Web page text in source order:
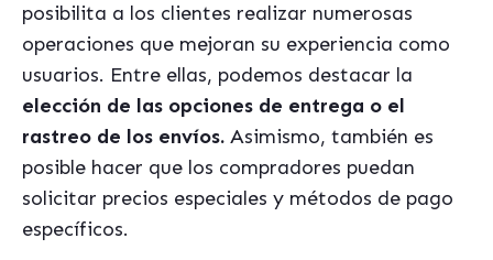
posibilita a los clientes realizar numerosas
operaciones que mejoran su experiencia como
usuarios. Entre ellas, podemos destacar la
elección de las opciones de entrega o el
rastreo de los envíos. Asimismo, también es
posible hacer que los compradores puedan
solicitar precios especiales y métodos de pago
específicos.